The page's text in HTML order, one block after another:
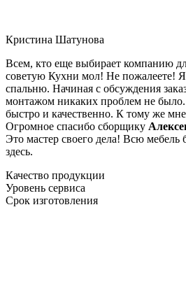
Кристина Шатунова
Всем, кто еще выбирает компанию
советую Кухни мол! Не пожалеете!
спальню. Начиная с обсуждения
монтажом никаких проблем не
быстро и качественно. К тому же
Огромное спасибо сборщику
Это мастер своего дела! Всю мебель
здесь.
Качество продукции
Уровень сервиса
Срок изготовления